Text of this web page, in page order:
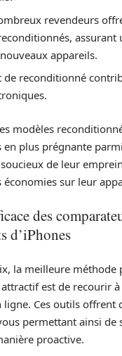
revendeurs
assurant
appareils.
de reconditionné
modèles
en plus prégnante
de leur
économies sur leur
des
d’iPhones
la meilleure méthode
est de recourir à
Ces outils offrent
permettant ainsi de
proactive.